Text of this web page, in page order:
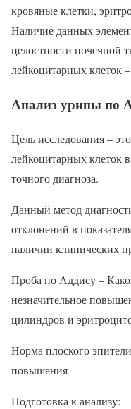
кровяные клетки,
Наличие данных
целостности почечной
лейкоцитарных клеток
Анализ урины по
Цель исследования –
лейкоцитарных клеток
точного диагноза.
Данный метод
отклонений в
наличии клинических
Проба по Аддису –
незначительное
цилиндров и
Норма плоского
повышения
Подготовка к анализу: